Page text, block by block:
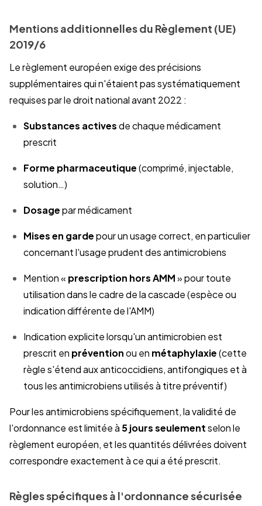
Mentions additionnelles du Règlement (UE)
2019/6
Le règlement européen exige des précisions
supplémentaires qui n'étaient pas systématiquement
requises par le droit national avant 2022 :
Substances activesde chaque médicament
prescrit
Forme pharmaceutique(comprimé, injectable,
solution…)
Dosagepar médicament
Mises en gardepour un usage correct, en particulier
concernant l'usage prudent des antimicrobiens
Mention « prescription hors AMM» pour toute
utilisation dans le cadre de la cascade (espèce ou
indication différente de l'AMM)
Indication explicite lorsqu'un antimicrobien est
prescrit en préventionou en métaphylaxie(cette
règle s'étend aux anticoccidiens, antifongiques et à
tous les antimicrobiens utilisés à titre préventif)
Pour les antimicrobiens spécifiquement, la validité de
l'ordonnance est limitée à 5 jours seulementselon le
règlement européen, et les quantités délivrées doivent
correspondre exactement à ce qui a été prescrit.
Règles spécifiques à l'ordonnance sécurisée